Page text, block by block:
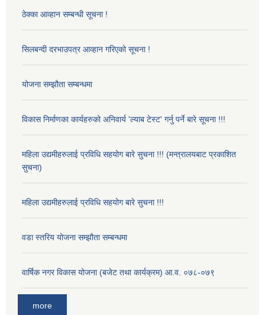
ठेक्का आव्हान सम्बन्धी सूचना !
सिलबन्दी दरभाउपत्र आव्हान गरिएको सूचना !
योजना सम्झौता सम्बन्धमा
विकास निर्माणका कार्यहरुको अनिवार्य 'ल्याब टेस्ट' गर्नु पर्ने बारे सूचना !!!
महिला उद्यमीहरुलाई प्रविधि सहयोग बारे सुचना !!! (मन्त्रालयबाट प्रकाशित
सुचना)
महिला उद्यमीहरुलाई प्रविधि सहयोग बारे सुचना !!!
वडा स्तरिय योजना सम्झौता सम्बन्धमा
वार्षिक नगर विकास योजना (बजेट तथा कार्यक्रम) आ.व. ०७८-०७९
more